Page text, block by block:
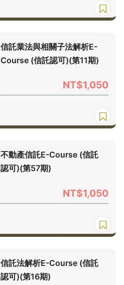
信託業法與相關子法解析E-
Course (信託認可)(第11期)
NT$1,050
不動產信託E-Course (信託
認可)(第57期)
NT$1,050
信託法解析E-Course (信託
認可)(第16期)